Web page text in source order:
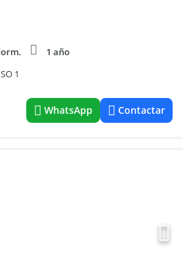
1 año
1
WhatsApp Contactar